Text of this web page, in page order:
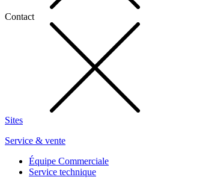
Contact
Sites
Service & vente
Équipe Commerciale
Service technique